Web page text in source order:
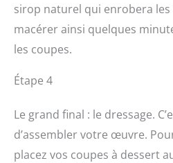
sirop naturel qui enrobera les
macérer ainsi quelques
les coupes.
Étape 4
Le grand final : le dressage.
d’assembler votre œuvre.
placez vos coupes à dessert